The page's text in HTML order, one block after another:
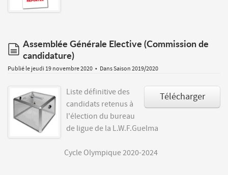
document
Assemblée Générale Elective (Commission de
candidature)
Publié le jeudi 19 novembre 2020 DansSaison 2019/2020
Télécharger
Liste définitive des
candidats retenus à
l'élection du bureau
de ligue de la L.W.F.Guelma
Cycle Olympique 2020-2024